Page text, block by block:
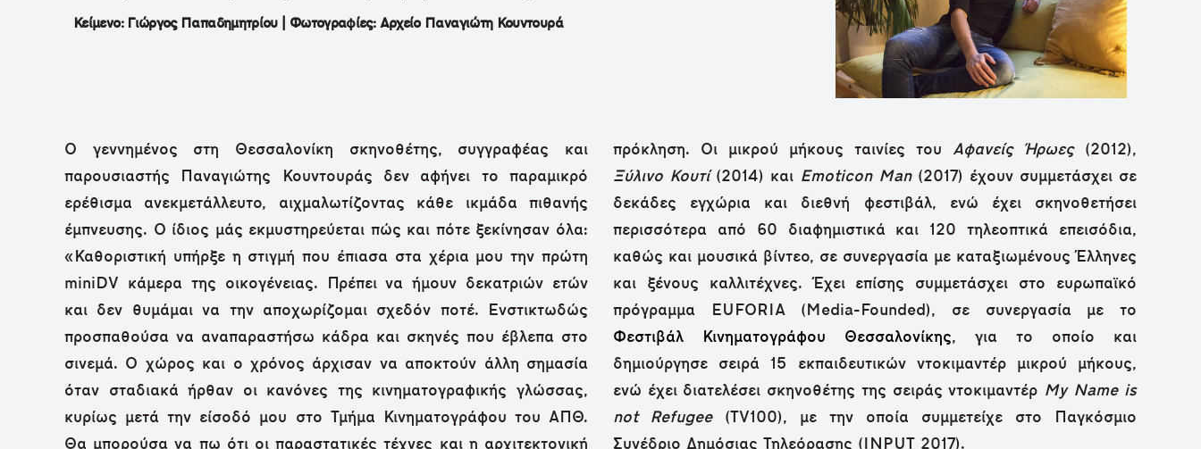
Κείμενο: Γιώργος Παπαδημητρίου | Φωτογραφίες: Αρχείο Παναγιώτη Κουντουρά
Ο γεννημένος στη Θεσσαλονίκη σκηνοθέτης, συγγραφέας και
παρουσιαστής Παναγιώτης Κουντουράς δεν αφήνει το παραμικρό
ερέθισμα ανεκμετάλλευτο, αιχμαλωτίζοντας κάθε ικμάδα πιθανής
έμπνευσης. Ο ίδιος μάς εκμυστηρεύεται πώς και πότε ξεκίνησαν όλα:
«Καθοριστική υπήρξε η στιγμή που έπιασα στα χέρια μου την πρώτη
miniDV κάμερα της οικογένειας. Πρέπει να ήμουν δεκατριών ετών
και δεν θυμάμαι να την αποχωρίζομαι σχεδόν ποτέ. Ενστικτωδώς
προσπαθούσα να αναπαραστήσω κάδρα και σκηνές που έβλεπα στο
σινεμά. Ο χώρος και ο χρόνος άρχισαν να αποκτούν άλλη σημασία
όταν σταδιακά ήρθαν οι κανόνες της κινηματογραφικής γλώσσας,
κυρίως μετά την είσοδό μου στο Τμήμα Κινηματογράφου του ΑΠΘ.
Θα μπορούσα να πω ότι οι παραστατικές τέχνες και η αρχιτεκτονική
πρόκληση. Οι μικρού μήκους ταινίες του Αφανείς Ήρωες(2012),
Ξύλινο Κουτί(2014) και Emoticon Man(2017) έχουν συμμετάσχει σε
δεκάδες εγχώρια και διεθνή φεστιβάλ, ενώ έχει σκηνοθετήσει
περισσότερα από 60 διαφημιστικά και 120 τηλεοπτικά επεισόδια,
καθώς και μουσικά βίντεο, σε συνεργασία με καταξιωμένους Έλληνες
και ξένους καλλιτέχνες. Έχει επίσης συμμετάσχει στο ευρωπαϊκό
πρόγραμμα EUFORIA (Media-Founded), σε συνεργασία με το
Φεστιβάλ Κινηματογράφου Θεσσαλονίκης, για το οποίο και
δημιούργησε σειρά 15 εκπαιδευτικών ντοκιμαντέρ μικρού μήκους,
ενώ έχει διατελέσει σκηνοθέτης της σειράς ντοκιμαντέρ My Name is
not Refugee(TV100), με την οποία συμμετείχε στο Παγκόσμιο
Συνέδριο Δημόσιας Τηλεόρασης (INPUT 2017).